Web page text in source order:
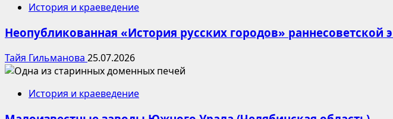
История и краеведение
Неопубликованная «История русских городов» раннесоветской
Тайя Гильманова 25.07.2026
История и краеведение